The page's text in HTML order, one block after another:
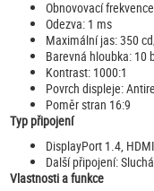
Obnovovací
Odezva: 1 ms
Maximální jas: 350
Barevná hloubka: 10
Kontrast: 1000:1
Povrch displeje:
Poměr stran 16:9
Typ připojení
DisplayPort 1.4,
Další připojení:
Vlastnosti a funkce